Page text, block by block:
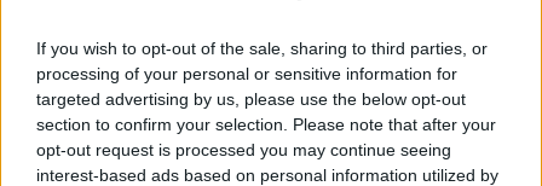
If you wish to opt-out of the sale, sharing to third parties, or
processing of your personal or sensitive information for
targeted advertising by us, please use the below opt-out
section to confirm your selection. Please note that after your
opt-out request is processed you may continue seeing
interest-based ads based on personal information utilized by
- jelentette be Konrad Kreuzer, a társaság igazgatóságának
elnöke a mai sajtótájékoztatón. A fejlesztések keretében
tovább bővül az E.ON által felügyelt, mintegy 80 ezer
kilométeres hálózat és újabb transzformátorállomások
épülnek. Ezzel összességében a német közszolgáltató